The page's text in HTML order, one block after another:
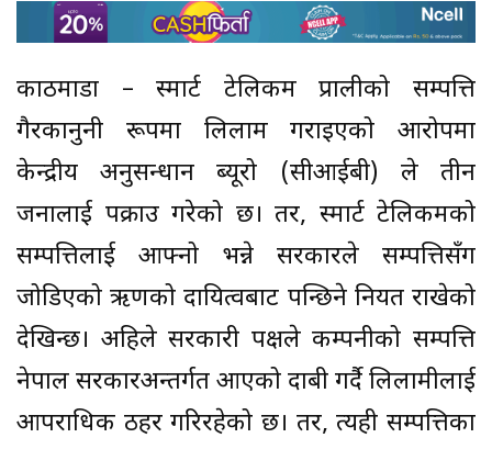
काठमाडौं – स्मार्ट टेलिकम प्रालीको सम्पत्ति
गैरकानुनी रूपमा लिलाम गराइएको आरोपमा
केन्द्रीय अनुसन्धान ब्यूरो (सीआईबी) ले तीन
जनालाई पक्राउ गरेको छ। तर, स्मार्ट टेलिकमको
सम्पत्तिलाई आफ्नो भन्ने सरकारले सम्पत्तिसँग
जोडिएको ऋणको दायित्वबाट पन्छिने नियत राखेको
देखिन्छ। अहिले सरकारी पक्षले कम्पनीको सम्पत्ति
नेपाल सरकारअन्तर्गत आएको दाबी गर्दै लिलामीलाई
आपराधिक ठहर गरिरहेको छ। तर, त्यही सम्पत्तिका